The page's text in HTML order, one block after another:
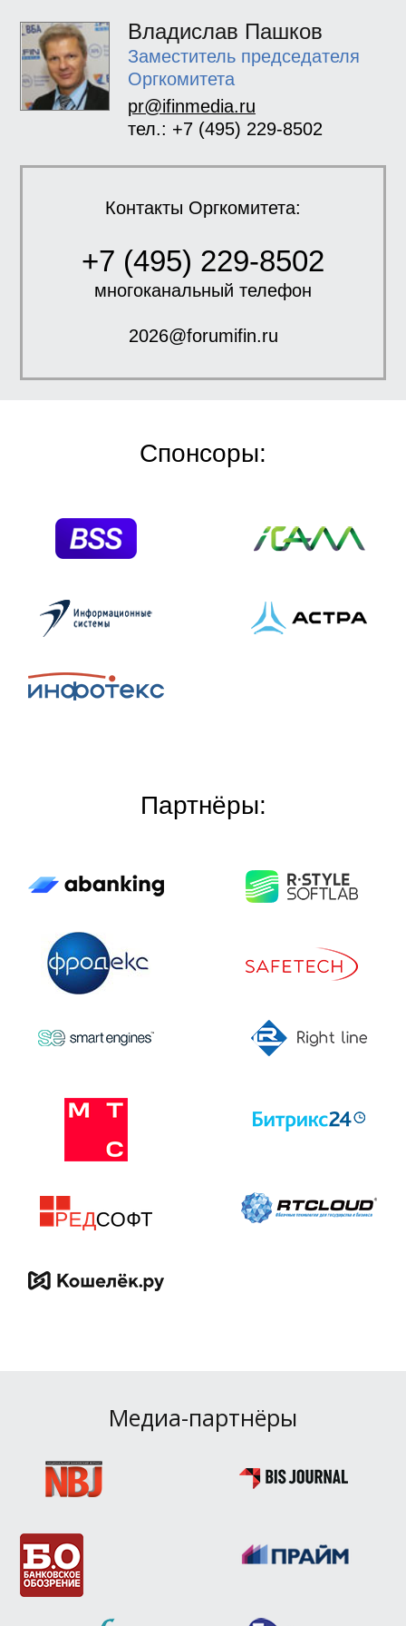
Владислав Пашков
Заместитель председателя
Оргкомитета
pr@ifinmedia.ru
тел.: +7 (495) 229-8502
Контакты Оргкомитета:
+7 (495) 229-8502
многоканальный телефон
2026@forumifin.ru
Спонсоры:
Партнёры:
Медиа-партнёры